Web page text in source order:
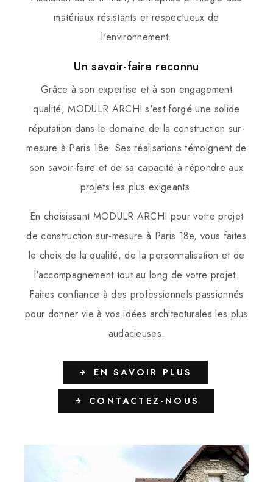
matériaux résistants et respectueux de
l'environnement.
Un savoir-faire reconnu
Grâce à son expertise et à son engagement
qualité, MODULR ARCHI s'est forgé une solide
réputation dans le domaine de la construction sur-
mesure à Paris 18e. Ses réalisations témoignent de
son savoir-faire et de sa capacité à répondre aux
projets les plus exigeants.
En choisissant MODULR ARCHI pour votre projet
de construction sur-mesure à Paris 18e, vous faites
le choix de la qualité, de la personnalisation et de
l'accompagnement tout au long de votre projet.
Faites confiance à des professionnels passionnés
pour donner vie à vos idées architecturales les plus
audacieuses.
EN SAVOIR PLUS
CONTACTEZ-NOUS